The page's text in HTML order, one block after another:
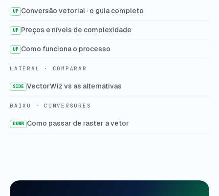
UP Conversão vetorial · o guia completo
UP Preços e níveis de complexidade
UP Como funciona o processo
LATERAL · COMPARAR
SIDE VectorWiz vs as alternativas
BAIXO · CONVERSORES
DOWN Como passar de raster a vetor